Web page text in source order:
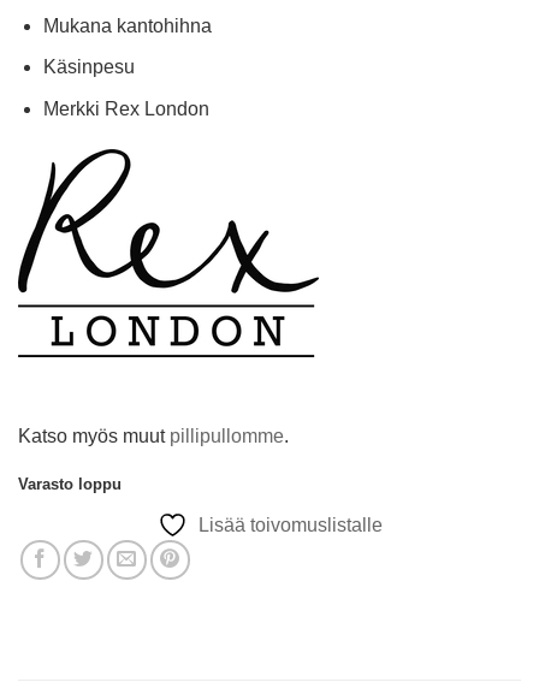
Mukana kantohihna
Käsinpesu
Merkki Rex London
Katso myös muut pillipullomme.
Varasto loppu
Lisää toivomuslistalle